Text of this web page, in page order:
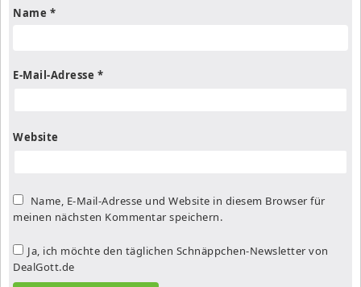
Name *
E-Mail-Adresse *
Website
Name, E-Mail-Adresse und Website in diesem Browser für
meinen nächsten Kommentar speichern.
Ja, ich möchte den täglichen Schnäppchen-Newsletter von
DealGott.de